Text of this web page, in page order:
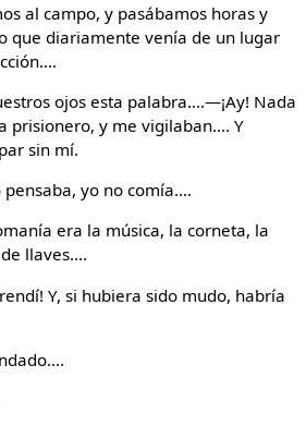
al campo, y pasábamos horas y
que diariamente venía de un lugar
ojos esta palabra....—¡Ay! Nada
prisionero, y me vigilaban.... Y
sin mí.
yo no comía....
era la música, la corneta, la
llaves....
Y, si hubiera sido mudo, habría